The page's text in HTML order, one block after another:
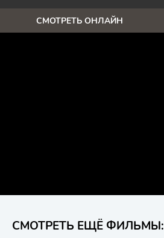
СМОТРЕТЬ ОНЛАЙН
СМОТРЕТЬ ЕЩЁ ФИЛЬМЫ: